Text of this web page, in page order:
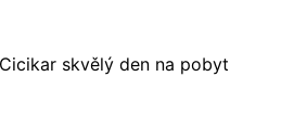
skvělý den na pobyt